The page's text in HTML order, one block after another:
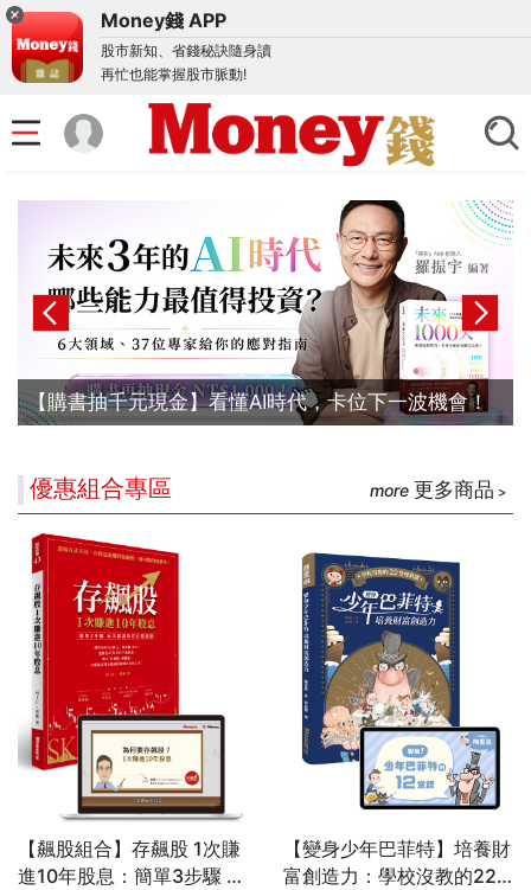
Money錢 APP
股市新知、省錢秘訣隨身讀
再忙也能掌握股市脈動!
【購書抽千元現金】看懂AI時代，卡位下一波機會！
優惠組合專區 更多商品
【飆股組合】存飆股 1次賺
進10年股息：簡單3步驟 每
【變身少年巴菲特】培養財
富創造力：學校沒教的22